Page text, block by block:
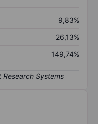
9,83%
26,13%
149,74%